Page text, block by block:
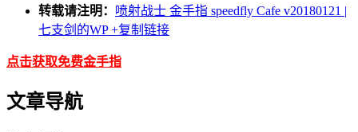
转载请注明： 喷射战士 金手指 speedfly Cafe v20180121 |
七支剑的WP+复制链接
点击获取免费金手指
文章导航